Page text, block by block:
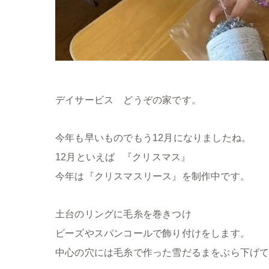
デイサービス どうぞの家です。
今年も早いものでもう12月になりましたね。
12月といえば 『クリスマス』
今年は『クリスマスリース』を制作中です。
土台のリングに毛糸を巻きつけ
ビーズやスパンコールで飾り付けをします。
中心の穴には毛糸で作った雪だるまをぶら下げ